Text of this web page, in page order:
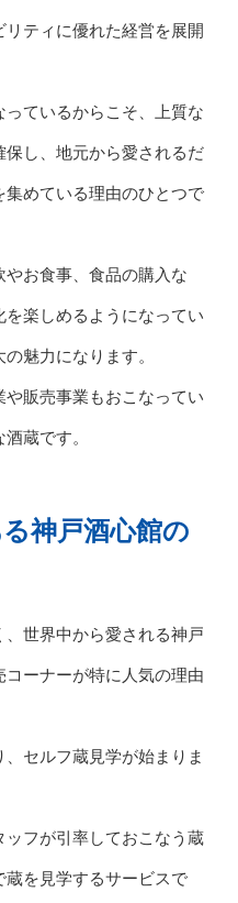
ティに優れた経営を展開
ているからこそ、上質な
し、地元から愛されるだ
めている理由のひとつで
やお食事、食品の購入な
楽しめるようになってい
魅力になります。
販売事業もおこなってい
蔵です。
神戸酒心館の
世界中から愛される神戸
ーナーが特に人気の理由
セルフ蔵見学が始まりま
フが引率しておこなう蔵
蔵を見学するサービスで